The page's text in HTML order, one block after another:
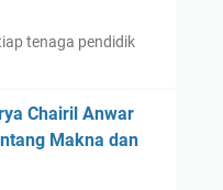
tenaga pendidik
Chairil Anwar
Makna dan